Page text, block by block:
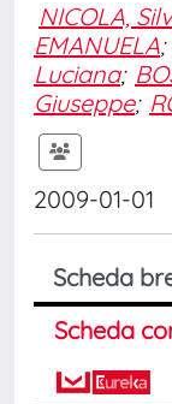
NICOLA,
EMANUELA;
Luciana;
Giuseppe;
2009-01-01
Scheda
Scheda